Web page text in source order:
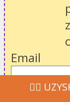
Email
‍👩‍⚕